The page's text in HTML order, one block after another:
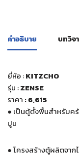
คำอธิบาย บทวิจ
ยี่ห้อ :KITZCHO
รุ่น :ZENSE
ราคา : 6,615
● เป็นตู้ตั้งพื้นสำหรับค
ปูน
●โครงสร้างตู้ผลิตจาก